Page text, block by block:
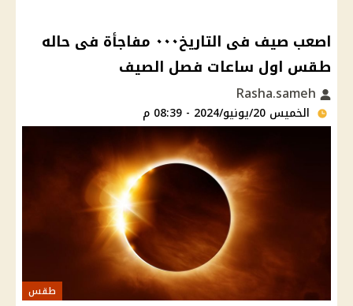
اصعب صيف فى التاريخ٠٠٠ مفاجأة فى حاله
طقس اول ساعات فصل الصيف
الخميس 20/يونيو/2024 - 08:39 م
طقس